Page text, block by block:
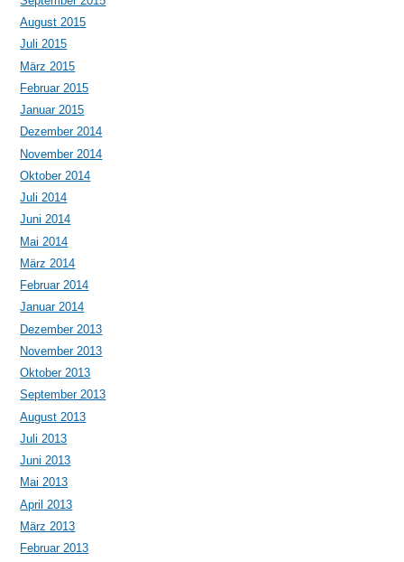
August 2015
Juli 2015
März 2015
Februar 2015
Januar 2015
Dezember 2014
November 2014
Oktober 2014
Juli 2014
Juni 2014
Mai 2014
März 2014
Februar 2014
Januar 2014
Dezember 2013
November 2013
Oktober 2013
September 2013
August 2013
Juli 2013
Juni 2013
Mai 2013
April 2013
März 2013
Februar 2013